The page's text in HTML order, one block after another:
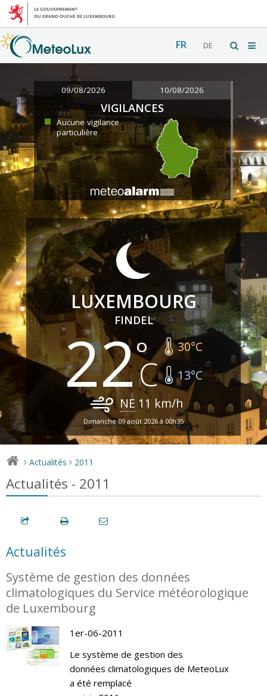
FR DE
09/08/2026 10/08/2026
VIGILANCES
Aucune vigilance
particulière
LUXEMBOURG
FINDEL
22 30°C
13°C
NE 11 km/h
Dimanche 09 août 2026 à 00h35
> Actualités > 2011
Actualités - 2011
Actualités
Système de gestion des données
climatologiques du Service météorologique
de Luxembourg
1er-06-2011
Le système de gestion des
données climatologiques de MeteoLux
a été remplacé